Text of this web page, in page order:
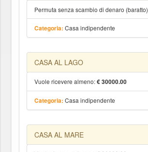
Permuta senza scambio di denaro (baratto)
Categoria: Casa indipendente
CASA AL LAGO
Vuole ricevere almeno:€ 30000.00
Categoria: Casa indipendente
CASA AL MARE